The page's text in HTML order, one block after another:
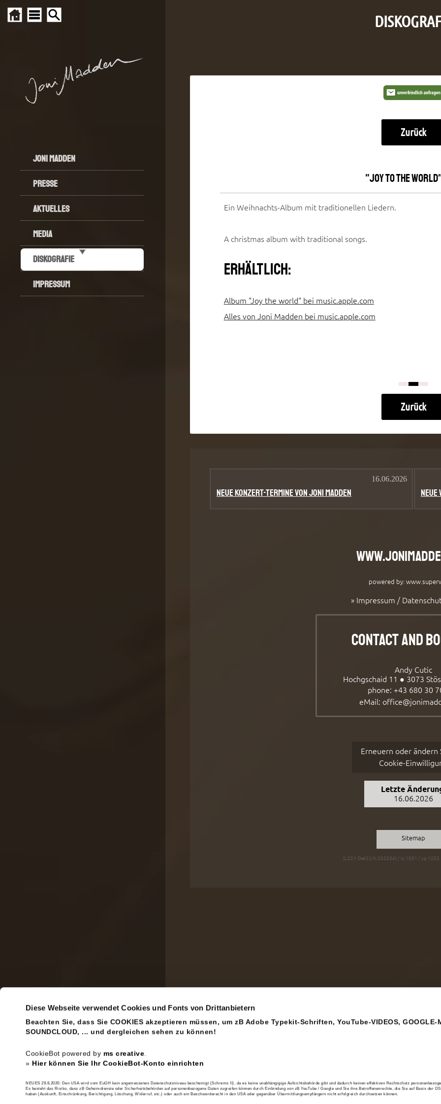
Diese Webseite verwendet Cookies und Fonts von Drittanbietern
Beachten Sie, dass Sie COOKIES akzeptieren müssen, um zB Adobe Typekit-Schriften, YouTube-VIDEOS, GOOGLE-
SOUNDCLOUD, ... und dergleichen sehen zu können!
CookieBot powered by ms creative.
» Hier können Sie Ihr CookieBot-Konto einrichten
NEUES 29.8.2020: Den USA wird vom EuGH kein angemessenes Datenschutzniveau bescheinigt (Schrems II), da es keine unabhängigige Aufsichtsbehörde gibt und dadurch keinen effektiven Rechtschutz
Es besteht das Risiko, dass zB Geheimdienste oder Sicherheitsbehörden auf personenbezogene Daten zugreifen können durch Einbindung von zB YouTube / Google und Sie ihre Betroffenenrechte, die Sie auf Basis der
haben (Auskunft, Einschränkung, Berichtigung, Löschung, Widerruf, etc.) oder auch ein Beschwerderecht in den USA oder gegenüber Übermittlungsempfängern nicht erfolgreich durchsetzen können.
JONI MADDEN
PRESSE
AKTUELLES
MEDIA
DISKOGRAFIE
IMPRESSUM
Zurück
"Joy to the world"
Ein Weihnachts-Album mit traditionellen Liedern.
A christmas album with traditional songs.
Erhältlich:
Album "Joy the world" bei music.apple.com
Alles von Joni Madden bei music.apple.com
Bitte akzeptieren Sie die COOKIES, um
Zurück
powered by:
» Impressum /
Contact and
Andy Cutic
Hochgschaid 11 ● 3073
phone: +43 680 30
eMail:
Erneuern oder ändern
Cookie-
Letzte
16.06.2026
Sitemap
(L:221-Det22/K:202034) / lc:1031 / cp:1252